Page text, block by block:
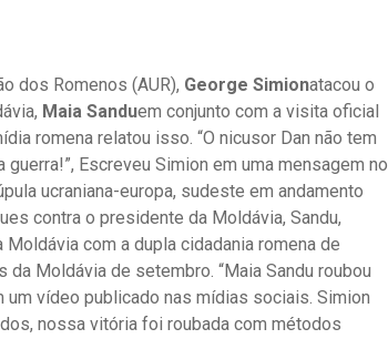
dos Romenos (AUR), George Simionatacou o
Maia Sanduem conjunto com a visita oficial
romena relatou isso. “O nicusor Dan não tem
Escreveu Simion em uma mensagem no
ucraniana-europa, sudeste em andamento
contra o presidente da Moldávia, Sandu,
com a dupla cidadania romena de
Moldávia de setembro. “Maia Sandu roubou
vídeo publicado nas mídias sociais. Simion
nossa vitória foi roubada com métodos